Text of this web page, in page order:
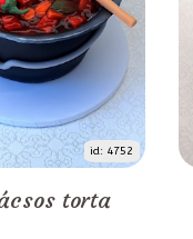
id: 4752
torta